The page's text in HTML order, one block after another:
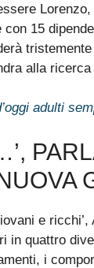
con 15
alla
adulti
e
in quattro
i